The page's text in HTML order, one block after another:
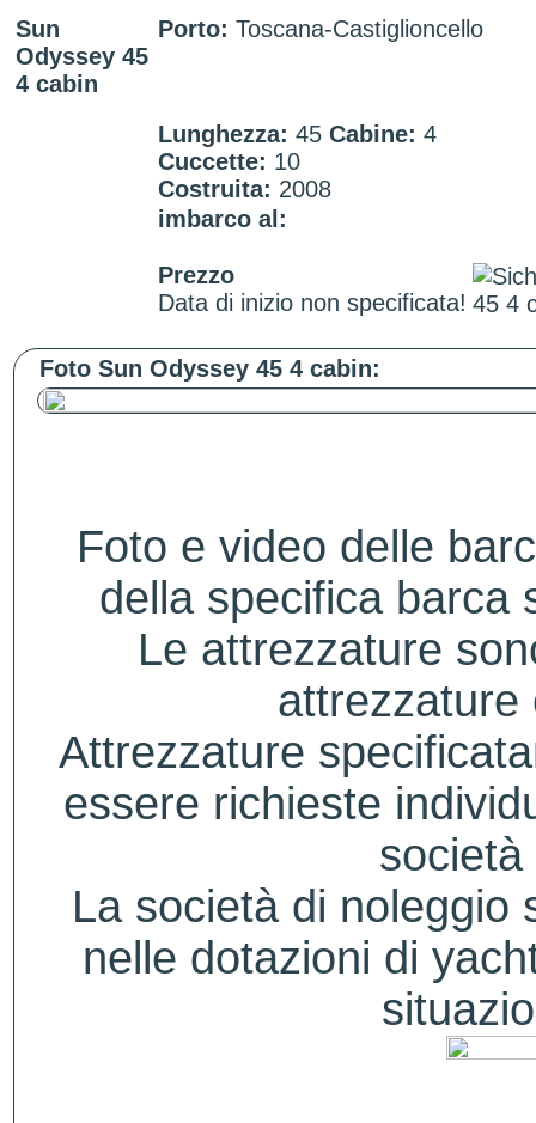
Sun
Odyssey 45
4 cabin
Porto: Toscana-Castiglioncello
Lunghezza: 45 Cabine: 4
Cuccette: 10
Costruita: 2008
imbarco al:
Prezzo
Data di inizio non specificata!
Foto Sun Odyssey 45 4 cabin:
Foto e video delle
della specifica barca
Le attrezzature
attrezzature
Attrezzature
essere richieste
La società di noleggio
nelle dotazioni di